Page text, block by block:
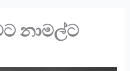
නාමල්ට